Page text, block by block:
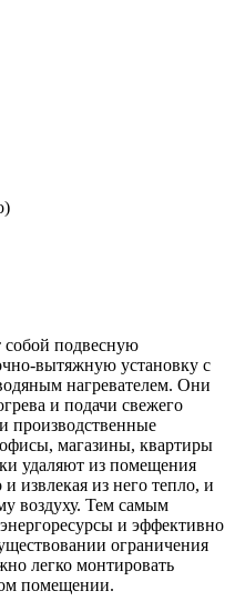
подвесную
вытяжную установку с
нагревателем. Они
и подачи свежего
производственные
магазины, квартиры
удаляют из помещения
извлекая из него тепло, и
воздуху. Тем самым
и эффективно
ограничения
легко монтировать
помещении.